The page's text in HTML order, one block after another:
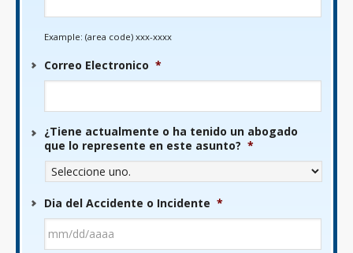
Example: (area code) xxx-xxxx
Correo Electronico *
¿Tiene actualmente o ha tenido un abogado
que lo represente en este asunto? *
Dia del Accidente o Incidente *